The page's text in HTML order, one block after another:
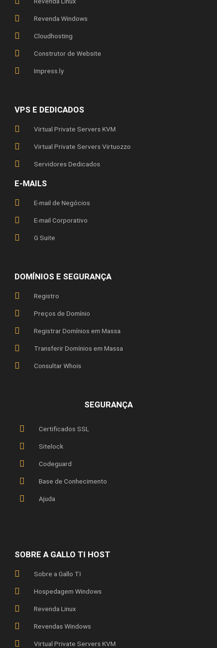
Revenda Windows
Cloudhosting
Construtor de Website
Impress.ly
VPS E DEDICADOS
Virtual Private Servers KVM
Virtual Private Servers Virtuozzo
Servidores Dedicados
E-MAILS
E-mail de Negócios
E-mail Corporativo
G Suite
DOMÍNIOS E SEGURANÇA
Registro
Preços de Domínio
Registrar Domínios em Massa
Transferir Domínios em Massa
Consultar Whois
SEGURANÇA
Certificados SSL
Sitelock
Codeguard
Base de Conhecimento
Ajuda
SOBRE A GALLO TI HOST
Sobre a Gallo TI
Hospedagem Windows
Revenda Linux
Revendas Windows
Virtual Private Servers KVM